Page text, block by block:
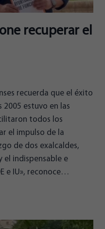
recuperar el
recuerda que el éxito
2005 estuvo en las
todos los
el impulso de la
de dos exalcaldes,
el indispensable e
e IU», reconoce…